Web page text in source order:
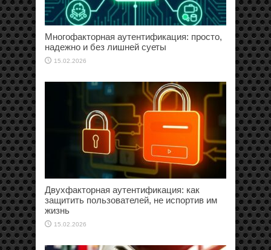
Многофакторная аутентификация: просто,
надежно и без лишней суеты
15.02.2026
Двухфакторная аутентификация: как
защитить пользователей, не испортив им
жизнь
15.02.2026